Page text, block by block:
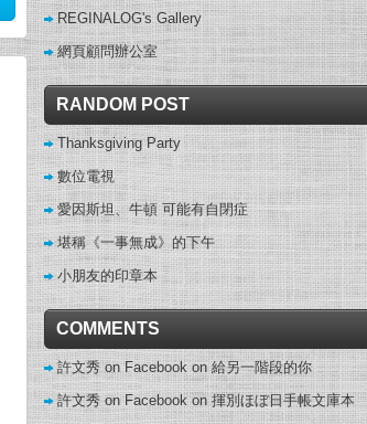
REGINALOG's Gallery
網頁顧問辦公室
RANDOM POST
Thanksgiving Party
數位電視
愛因斯坦、牛頓 可能有自閉症
堪稱《一事無成》的下午
小朋友的印章本
COMMENTS
許文秀 on Facebookon給另一階段的你
許文秀 on Facebookon揮別ほぼ日手帳文庫本